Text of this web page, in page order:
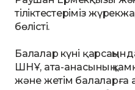
тіліктестеріміз
бөлісті.
Балалар күні
ШНҰ, ата-анасының
және жетім балаларға